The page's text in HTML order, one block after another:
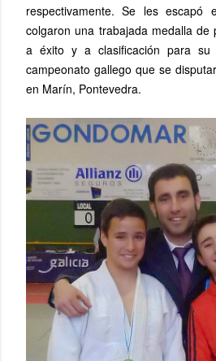
respectivamente. Se les
colgaron una trabajada medalla de
a éxito y a clasificación para
campeonato gallego que se
en Marín, Pontevedra.